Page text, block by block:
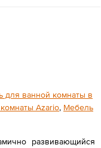
для ванной комнаты в
Azario, Мебель
развивающийся